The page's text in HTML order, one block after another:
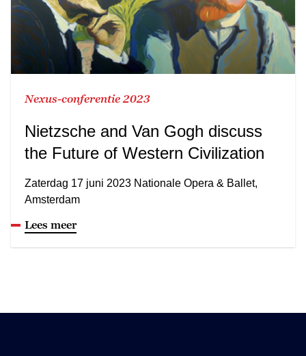
Nexus-conferentie 2023
Nietzsche and Van Gogh discuss
the Future of Western Civilization
Zaterdag 17 juni 2023 Nationale Opera & Ballet,
Amsterdam
Lees meer